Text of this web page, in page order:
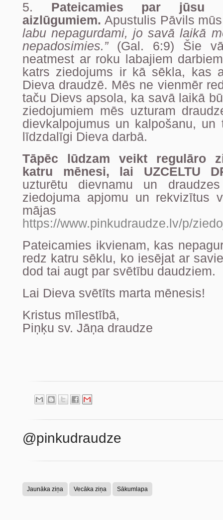
5. Pateicamies par jūsu
aizlūgumiem.Apustulis Pāvils
labu nepagurdami, jo savā laikā
nepadosimies.”(Gal. 6:9) Šie
neatmest ar roku labajiem
katrs ziedojums ir kā sēkla, kas
Dieva draudzē. Mēs ne vienmēr
taču Dievs apsola, ka savā laikā
ziedojumiem mēs uzturam
dievkalpojumus un kalpošanu, un
līdzdalīgi Dieva darbā.
Tāpēc lūdzam veikt regulāro
katru mēnesi, lai UZCELTU
uzturētu dievnamu un
ziedojuma apjomu un rekvizītus
mājas
https://www.pinkudraudze.lv/p/
Pateicamies ikvienam, kas
redz katru sēklu, ko iesējat ar
dod tai augt par svētību daudziem.
Lai Dieva svētīts marta mēnesis!
Kristus mīlestībā,
Piņķu sv. Jāņa draudze
@pinkudraudze
Jaunāka ziņa Vecāka ziņa Sākumlapa